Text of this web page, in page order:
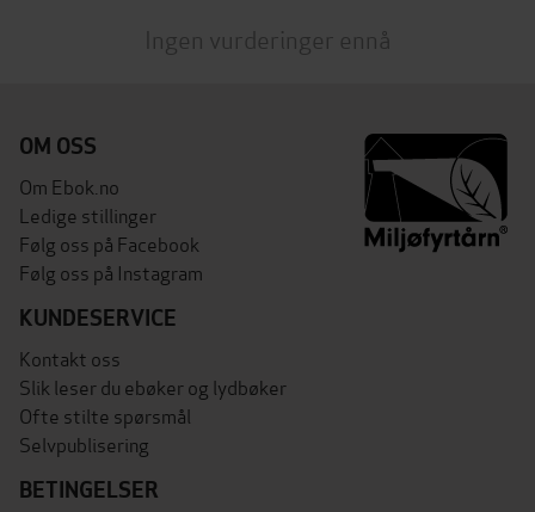
Ingen vurderinger ennå
OM OSS
Om Ebok.no
Ledige stillinger
Følg oss på Facebook
Følg oss på Instagram
KUNDESERVICE
Kontakt oss
Slik leser du ebøker og lydbøker
Ofte stilte spørsmål
Selvpublisering
BETINGELSER